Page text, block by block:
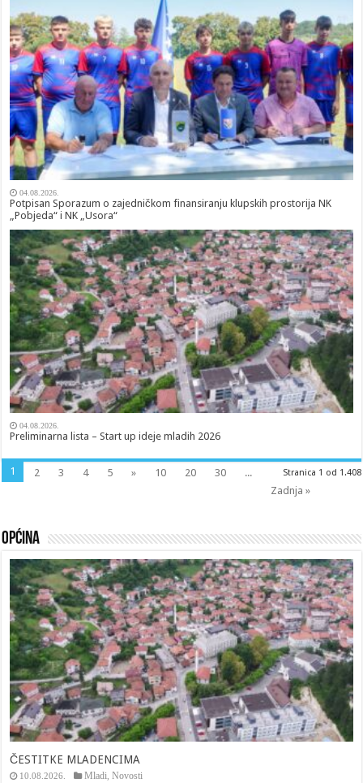
04.08.2026.
Potpisan Sporazum o zajedničkom finansiranju klupskih prostorija NK
„Pobjeda“ i NK „Usora“
04.08.2026.
Preliminarna lista – Start up ideje mladih 2026
Stranica 1 od 1.408
1 2 3 4 5 » 10 20 30
...
Zadnja »
Općina
ČESTITKE MLADENCIMA
10.08.2026. Mladi ,Novosti